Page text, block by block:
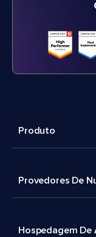
Produto
Provedores De
Hospedagem De